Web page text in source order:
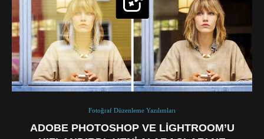
Fotoğraf Düzenleme Yazılımları
ADOBE PHOTOSHOP VE LIGHTROOM’U